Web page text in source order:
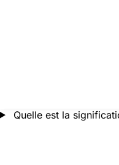
Quelle est la